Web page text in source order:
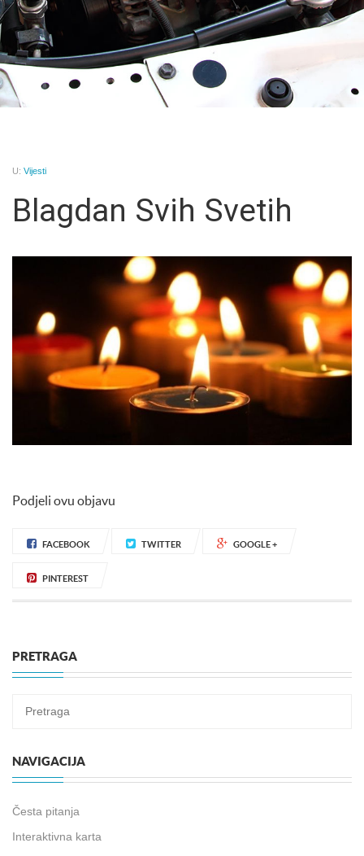
U: Vijesti
Blagdan Svih Svetih
Podjeli ovu objavu
FACEBOOK TWITTER GOOGLE +
PINTEREST
PRETRAGA
NAVIGACIJA
Česta pitanja
Interaktivna karta